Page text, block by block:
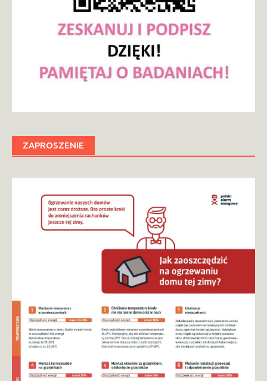
ZAPROSZENIE